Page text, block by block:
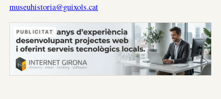
museuhistoria@guixols.cat
PUBLICITAT